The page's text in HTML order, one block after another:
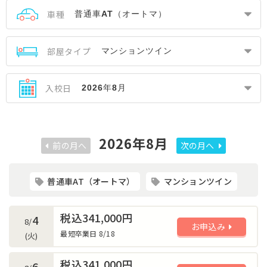
車種
部屋タイプ
入校日
前の月へ 2026年8月 次の月へ
普通車AT（オートマ） マンションツイン
8/4
(火)
税込341,000円
最短卒業日 8/18
お申込み